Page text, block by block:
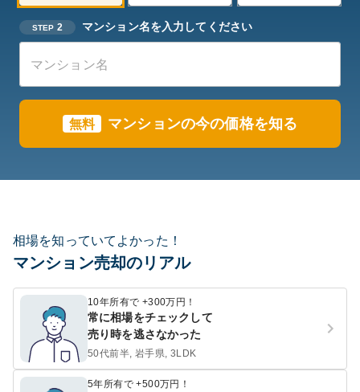
STEP 2 マンション名を入力してください
無料 マンションの今の価格を知る
相場を知っていてよかった！
マンション売却のリアル
10年所有で +300万円！
常に相場をチェックして
売り時を逃さなかった
50代前半, 岩手県, 3LDK
5年所有で +500万円！